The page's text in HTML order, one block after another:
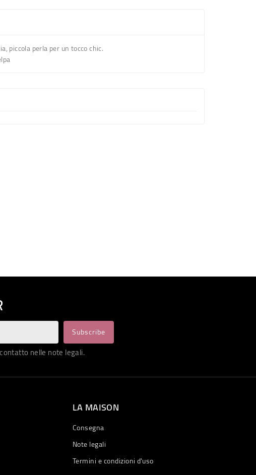
piccola perla per un tocco chic.
nelle note legali.
LA MAISON
Consegna
Note legali
Termini e condizioni d'uso